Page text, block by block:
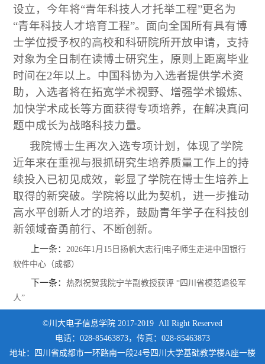
设立，今年将“青年科技人才托举工程”更名为
“青年科技人才培育工程”。面向全国所有具有博
士学位授予权的高校和科研院所开放申请，支持
对象为全日制在读博士研究生，原则上距离毕业
时间在2年以上。中国科协为入选者提供学术资
助，入选者将在拓宽学术视野、增强学术锻炼、
加快学术成长等方面获得专项培养，在解决真问
题中成长为战略科技力量。
我院博士生再次入选专项计划，体现了学院
近年来在重视与狠抓研究生培养质量工作上的持
续投入已初见成效，彰显了学院在博士生培养上
取得的新突破。学院将以此为契机，进一步推动
高水平创新人才的培养，鼓励青年学子在科技创
新领域奋勇前行、不断创新。
上一条： 2026年1月15日扬帆大志行|电子师生走进中国银行
软件中心（成都）
下一条：热烈祝贺我院宁芊副教授获评 “四川省模范退役军
人”
©川大电子信息学院 2017-2019 All Right Reserved
电话：028-85463873，传真：028-85463873
地址：四川省成都市一环路南一段24号四川大学基础教学楼A座一楼